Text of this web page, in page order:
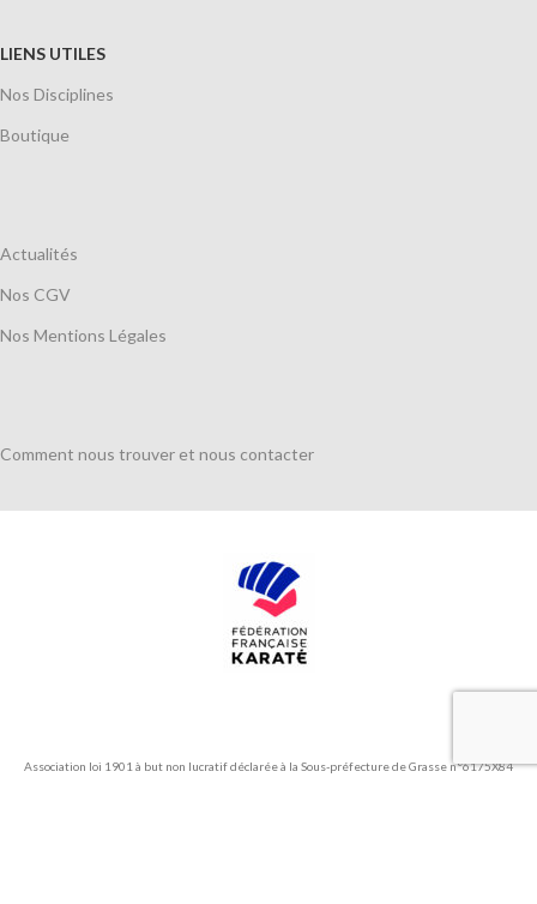
LIENS UTILES
Nos Disciplines
Boutique
Actualités
Nos CGV
Nos Mentions Légales
Comment nous trouver et nous contacter
Association loi 1901 à but non lucratif déclarée à la Sous-préfecture de Grasse n°6175X84